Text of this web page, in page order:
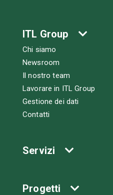
ITL Group
Chi siamo
Newsroom
Il nostro team
Lavorare in ITL Group
Gestione dei dati
Contatti
Servizi
Progetti